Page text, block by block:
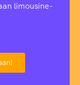
limousine-